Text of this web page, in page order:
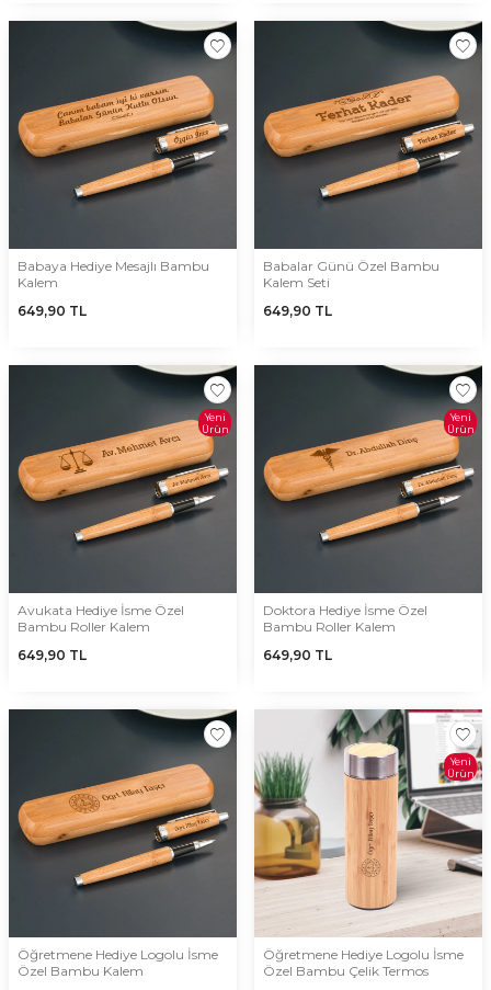
Babaya Hediye Mesajlı Bambu
Kalem
649,90 TL
Babalar Günü Özel Bambu
Kalem Seti
649,90 TL
Yeni
Ürün
Avukata Hediye İsme Özel
Bambu Roller Kalem
649,90 TL
Yeni
Ürün
Doktora Hediye İsme Özel
Bambu Roller Kalem
649,90 TL
Öğretmene Hediye Logolu İsme
Özel Bambu Kalem
Yeni
Ürün
Öğretmene Hediye Logolu İsme
Özel Bambu Çelik Termos